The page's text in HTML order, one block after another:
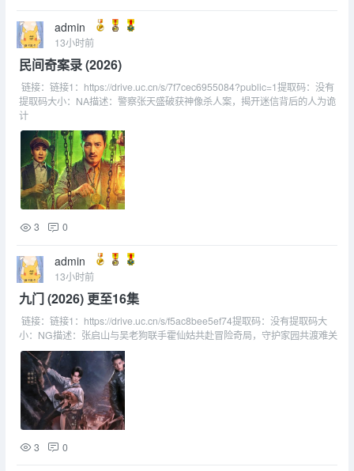
admin
13小时前
民间奇案录 (2026)
链接：链接1：https://drive.uc.cn/s/7f7cec6955084?public=1提取码：没有
提取码大小：NA描述：警察张天盛破获神像杀人案，揭开迷信背后的人为诡
计
3 0
admin
13小时前
九门 (2026) 更至16集
链接：链接1：https://drive.uc.cn/s/f5ac8bee5ef74提取码：没有提取码大
小：NG描述：张启山与吴老狗联手霍仙姑共赴冒险奇局，守护家园共渡难关
3 0